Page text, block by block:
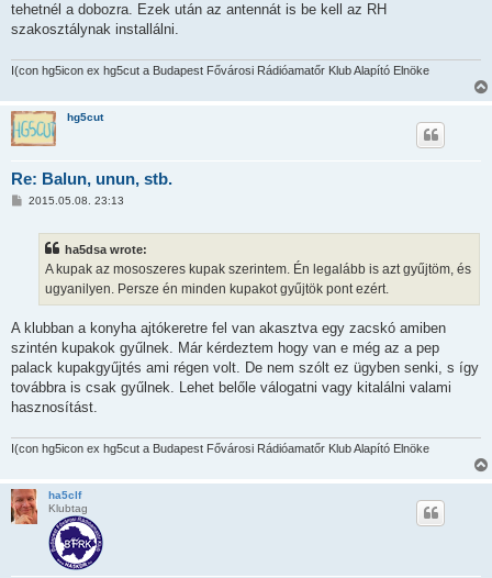
tehetnél a dobozra. Ezek után az antennát is be kell az RH
szakosztálynak installálni.
I(con hg5icon ex hg5cut a Budapest Fővárosi Rádióamatőr Klub Alapító Elnöke
hg5cut
Re: Balun, unun, stb.
P2015.05.08. 23:13
ha5dsa wrote:
A kupak az mososzeres kupak szerintem. Én legalább is azt gyűjtöm, és
ugyanilyen. Persze én minden kupakot gyűjtök pont ezért.
A klubban a konyha ajtókeretre fel van akasztva egy zacskó amiben
szintén kupakok gyűlnek. Már kérdeztem hogy van e még az a pep
palack kupakgyűjtés ami régen volt. De nem szólt ez ügyben senki, s így
továbbra is csak gyűlnek. Lehet belőle válogatni vagy kitalálni valami
hasznosítást.
I(con hg5icon ex hg5cut a Budapest Fővárosi Rádióamatőr Klub Alapító Elnöke
ha5clf
Klubtag